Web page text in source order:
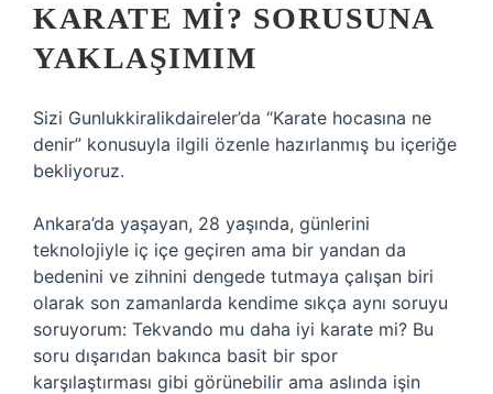
KARATE MI? SORUSUNA
YAKLAŞIMIM
Sizi Gunlukkiralikdaireler’da “Karate hocasına ne
denir” konusuyla ilgili özenle hazırlanmış bu içeriğe
bekliyoruz.
Ankara’da yaşayan, 28 yaşında, günlerini
teknolojiyle iç içe geçiren ama bir yandan da
bedenini ve zihnini dengede tutmaya çalışan biri
olarak son zamanlarda kendime sıkça aynı soruyu
soruyorum: Tekvando mu daha iyi karate mi? Bu
soru dışarıdan bakınca basit bir spor
karşılaştırması gibi görünebilir ama aslında işin